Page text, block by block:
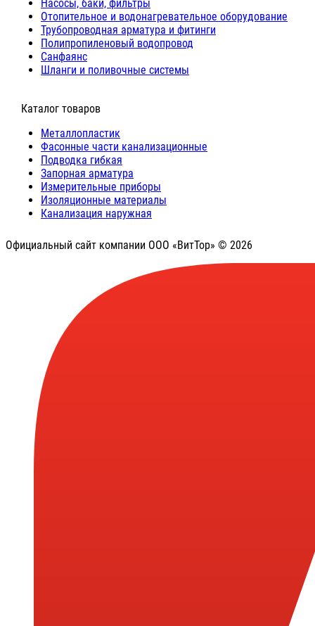
Насосы, баки, фильтры
Отопительное и водонагревательное оборудование
Трубопроводная арматура и фитинги
Полипропиленовый водопровод
Санфаянс
Шланги и поливочные системы
⠀Каталог товаров
Металлопластик
Фасонные части канализационные
Подводка гибкая
Запорная арматура
Измерительные приборы
Изоляционные материалы
Канализация наружная
Официальный сайт компании ООО «ВитТор» © 2026